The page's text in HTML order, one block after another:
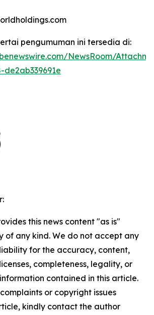
pengumuman ini tersedia di:
NewsRoom/
this news content "as is"
of any kind. We do not accept any
for the accuracy, content,
completeness, legality, or
contained in this article.
or copyright issues
kindly contact the author